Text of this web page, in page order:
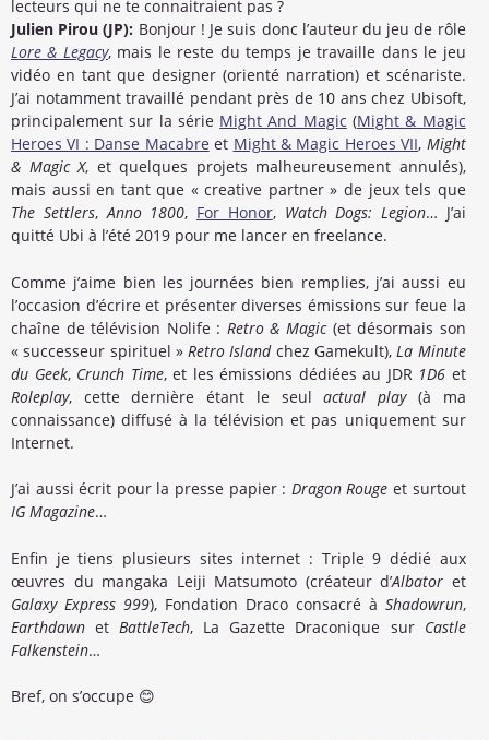
lecteurs qui ne te connaitraient pas ?
Julien Pirou (JP): Bonjour ! Je suis donc l’auteur du jeu de rôle
Lore & Legacy, mais le reste du temps je travaille dans le jeu
vidéo en tant que designer (orienté narration) et scénariste.
J’ai notamment travaillé pendant près de 10 ans chez Ubisoft,
principalement sur la série Might And Magic (Might & Magic
Heroes VI : Danse Macabre et Might & Magic Heroes VII, Might
& Magic X, et quelques projets malheureusement annulés),
mais aussi en tant que « creative partner » de jeux tels que
The Settlers,Anno 1800, For Honor, Watch Dogs: Legion… J’ai
quitté Ubi à l’été 2019 pour me lancer en freelance.
Comme j’aime bien les journées bien remplies, j’ai aussi eu
l’occasion d’écrire et présenter diverses émissions sur feue la
chaîne de télévision Nolife : Retro & Magic(et désormais son
« successeur spirituel » Retro Islandchez Gamekult), La Minute
du Geek, Crunch Time, et les émissions dédiées au JDR 1D6 et
Roleplay, cette dernière étant le seulactual play(à ma
connaissance) diffusé à la télévision et pas uniquement sur
Internet.
J’ai aussi écrit pour la presse papier : Dragon Rouge et surtout
IG Magazine…
Enfin je tiens plusieurs sites internet : Triple 9 dédié aux
œuvres du mangaka Leiji Matsumoto (créateur d’Albator et
Galaxy Express 999), Fondation Draco consacré à Shadowrun,
Earthdawn et BattleTech, La Gazette Draconique sur Castle
Falkenstein…
Bref, on s’occupe 😊